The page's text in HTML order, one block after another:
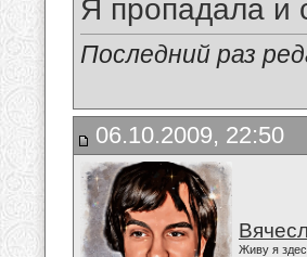
Я пропадала и
Последний раз
06.10.2009, 22:50
Живу я